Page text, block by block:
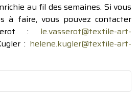
au fil des semaines. Si vous
à faire, vous pouvez contacter
: le.vasserot@textile-art-
: helene.kugler@textile-art-